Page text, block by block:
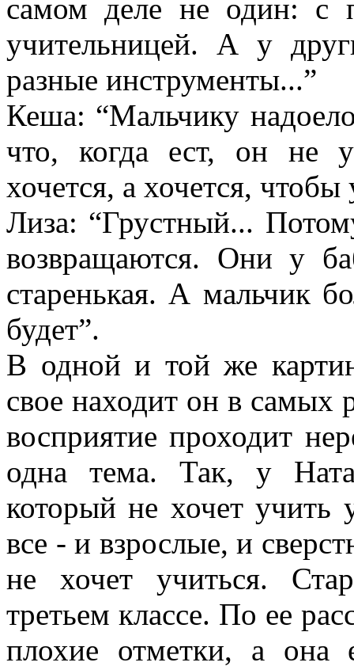
самом деле не один: с
учительницей. А у
разные инструменты...”
Кеша: “Мальчику
что, когда ест, он не
хочется, а хочется,
Лиза: “Грустный...
возвращаются. Они у
старенькая. А мальчик
будет”.
В одной и той же
свое находит он в самых
восприятие проходит
одна тема. Так, у
который не хочет учить
все - и взрослые, и
не хочет учиться.
третьем классе. По ее
плохие отметки, а она